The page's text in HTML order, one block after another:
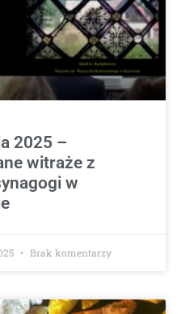
2025 –
witraże z
w
Brak komentarzy